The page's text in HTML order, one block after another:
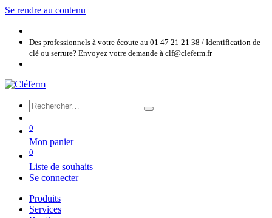
Se rendre au contenu
Des professionnels à votre écoute au 01 47 21 21 38 / Identification de
clé ou serrure? Envoyez votre demande à clf@cleferm.fr
0
Mon panier
0
Liste de souhaits
Se connecter
Produits
Services